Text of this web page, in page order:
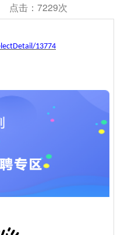
点击：7229次
13774